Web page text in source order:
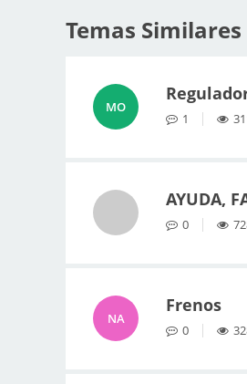
Temas Similares
MO
1
AYUDA,
0
NA
Frenos
0